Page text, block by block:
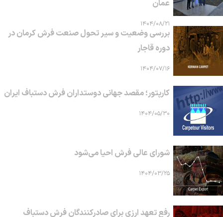
عمان
۱۴۰۴/۰۸/۲۱
بررسی وضعیت و سیر تحول صنعت فرش کرمان در
دوره قاجار
۱۴۰۴/۰۷/۱۶
کارپتور؛ مقصد جهانی دوستداران فرش دستباف ایران
۱۴۰۴/۰۵/۳۰
شورای عالی فرش احیا می‌شود
۱۴۰۴/۰۳/۲۵
رفع تعهد ارزی برای صادرکنندگان فرش دستباف